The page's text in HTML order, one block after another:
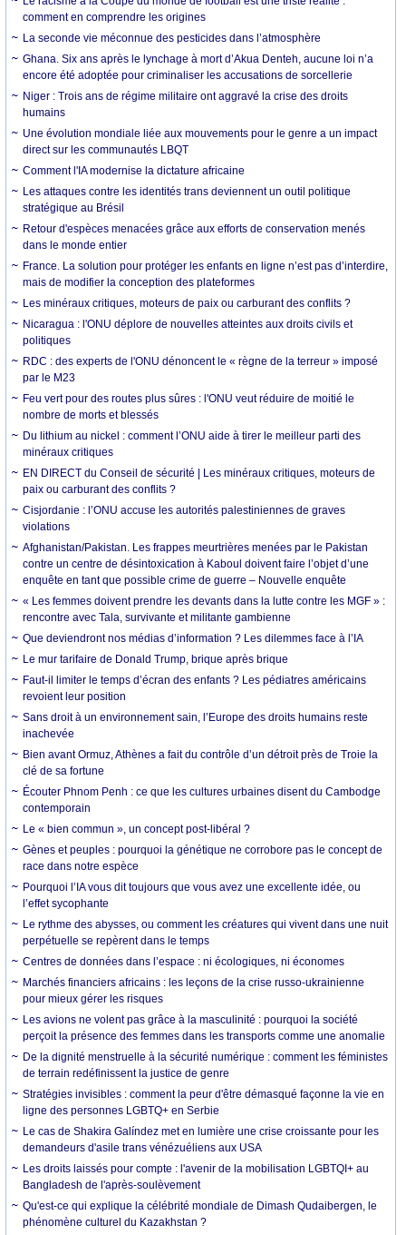
comment en comprendre les origines
La seconde vie méconnue des pesticides dans l’atmosphère
Ghana. Six ans après le lynchage à mort d’Akua Denteh, aucune loi n’a
encore été adoptée pour criminaliser les accusations de sorcellerie
Niger : Trois ans de régime militaire ont aggravé la crise des droits
humains
Une évolution mondiale liée aux mouvements pour le genre a un impact
direct sur les communautés LBQT
Comment l'IA modernise la dictature africaine
Les attaques contre les identités trans deviennent un outil politique
stratégique au Brésil
Retour d'espèces menacées grâce aux efforts de conservation menés
dans le monde entier
France. La solution pour protéger les enfants en ligne n’est pas d’interdire,
mais de modifier la conception des plateformes
Les minéraux critiques, moteurs de paix ou carburant des conflits ?
Nicaragua : l'ONU déplore de nouvelles atteintes aux droits civils et
politiques
RDC : des experts de l'ONU dénoncent le « règne de la terreur » imposé
par le M23
Feu vert pour des routes plus sûres : l'ONU veut réduire de moitié le
nombre de morts et blessés
Du lithium au nickel : comment l’ONU aide à tirer le meilleur parti des
minéraux critiques
EN DIRECT du Conseil de sécurité | Les minéraux critiques, moteurs de
paix ou carburant des conflits ?
Cisjordanie : l’ONU accuse les autorités palestiniennes de graves
violations
Afghanistan/Pakistan. Les frappes meurtrières menées par le Pakistan
contre un centre de désintoxication à Kaboul doivent faire l’objet d’une
enquête en tant que possible crime de guerre – Nouvelle enquête
« Les femmes doivent prendre les devants dans la lutte contre les MGF » :
rencontre avec Tala, survivante et militante gambienne
Que deviendront nos médias d’information ? Les dilemmes face à l’IA
Le mur tarifaire de Donald Trump, brique après brique
Faut-il limiter le temps d’écran des enfants ? Les pédiatres américains
revoient leur position
Sans droit à un environnement sain, l’Europe des droits humains reste
inachevée
Bien avant Ormuz, Athènes a fait du contrôle d’un détroit près de Troie la
clé de sa fortune
Écouter Phnom Penh : ce que les cultures urbaines disent du Cambodge
contemporain
Le « bien commun », un concept post-libéral ?
Gènes et peuples : pourquoi la génétique ne corrobore pas le concept de
race dans notre espèce
Pourquoi l’IA vous dit toujours que vous avez une excellente idée, ou
l’effet sycophante
Le rythme des abysses, ou comment les créatures qui vivent dans une nuit
perpétuelle se repèrent dans le temps
Centres de données dans l’espace : ni écologiques, ni économes
Marchés financiers africains : les leçons de la crise russo-ukrainienne
pour mieux gérer les risques
Les avions ne volent pas grâce à la masculinité : pourquoi la société
perçoit la présence des femmes dans les transports comme une anomalie
De la dignité menstruelle à la sécurité numérique : comment les féministes
de terrain redéfinissent la justice de genre
Stratégies invisibles : comment la peur d'être démasqué façonne la vie en
ligne des personnes LGBTQ+ en Serbie
Le cas de Shakira Galíndez met en lumière une crise croissante pour les
demandeurs d'asile trans vénézuéliens aux USA
Les droits laissés pour compte : l'avenir de la mobilisation LGBTQI+ au
Bangladesh de l'après-soulèvement
Qu'est-ce qui explique la célébrité mondiale de Dimash Qudaibergen, le
phénomène culturel du Kazakhstan ?